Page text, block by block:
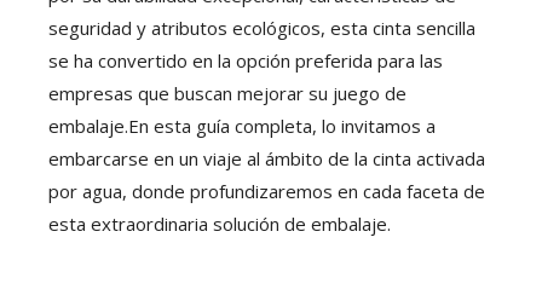
seguridad y atributos ecológicos, esta cinta sencilla
se ha convertido en la opción preferida para las
empresas que buscan mejorar su juego de
embalaje.En esta guía completa, lo invitamos a
embarcarse en un viaje al ámbito de la cinta activada
por agua, donde profundizaremos en cada faceta de
esta extraordinaria solución de embalaje.